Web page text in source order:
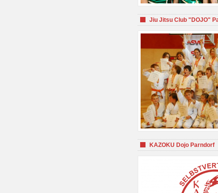
Jiu Jitsu Club "DOJO"
KAZOKU Dojo Parndorf